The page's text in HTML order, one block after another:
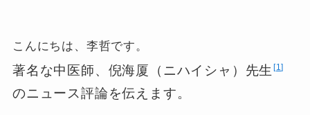
こんにちは、李哲です。
著名な中医師、倪海厦（ニハイシャ）先生 1
のニュース評論を伝えます。